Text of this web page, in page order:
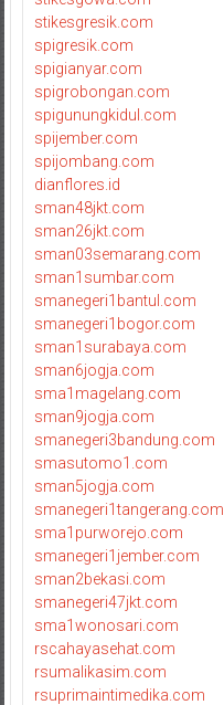
stikesgresik.com
spigresik.com
spigianyar.com
spigrobongan.com
spigunungkidul.com
spijember.com
spijombang.com
dianflores.id
sman48jkt.com
sman26jkt.com
sman03semarang.com
sman1sumbar.com
smanegeri1bantul.com
smanegeri1bogor.com
sman1surabaya.com
sman6jogja.com
sma1magelang.com
sman9jogja.com
smanegeri3bandung.com
smasutomo1.com
sman5jogja.com
smanegeri1tangerang.com
sma1purworejo.com
smanegeri1jember.com
sman2bekasi.com
smanegeri47jkt.com
sma1wonosari.com
rscahayasehat.com
rsumalikasim.com
rsuprimaintimedika.com